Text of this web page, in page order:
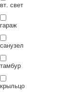
П
ои
ск
вт. свет
гараж
санузел
тамбур
крыльцо